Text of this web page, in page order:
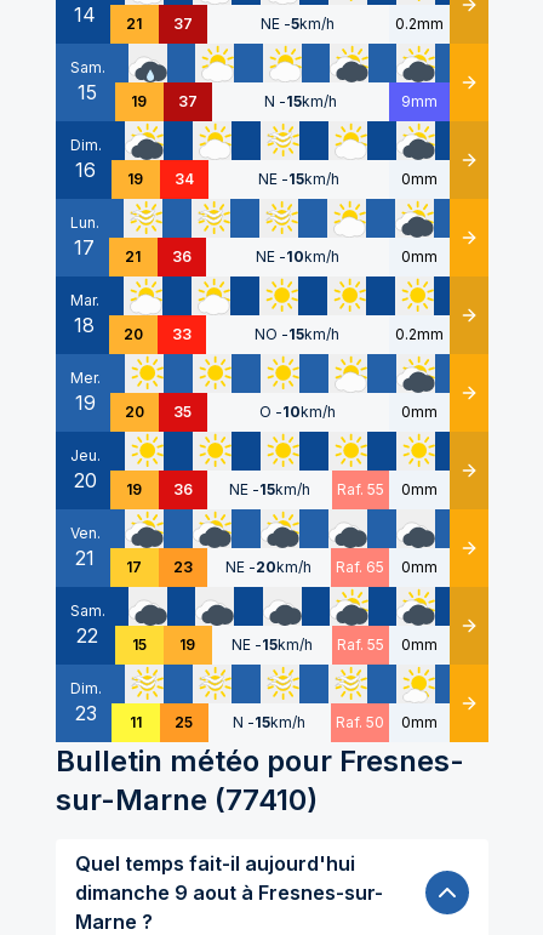
14 21 37 NE -5km/h 0.2mm Détails
Sam.
15 19 37 N -15km/h 9mm Détails
Dim.
16 19 34 NE -15km/h 0mm Détails
Lun.
17 21 36 NE -10km/h 0mm Détails
Mar.
18 20 33 NO -15km/h 0.2mm Détails
Mer.
19 20 35 O -10km/h 0mm Détails
Jeu.
20 19 36 NE -15km/h Raf. 55 0mm Détails
Ven.
21 17 23 NE -20km/h Raf. 65 0mm Détails
Sam.
22 15 19 NE -15km/h Raf. 55 0mm Détails
Dim.
23 11 25 N -15km/h Raf. 50 0mm Détails
Bulletin météo pour Fresnes-
sur-Marne (77410)
Quel temps fait-il aujourd'hui
dimanche 9 aout à Fresnes-sur-
Marne ?